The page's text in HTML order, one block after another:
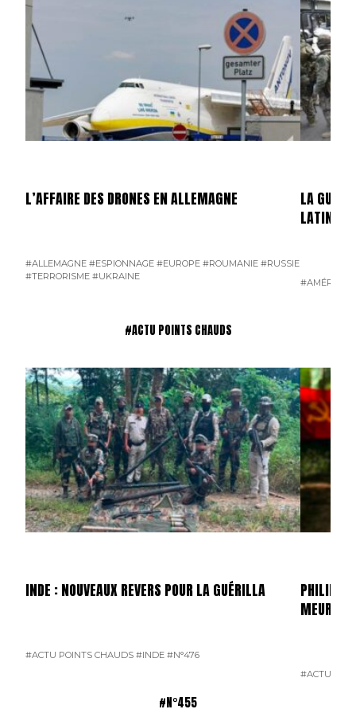
L’AFFAIRE DES DRONES EN ALLEMAGNE
#ALLEMAGNE #ESPIONNAGE #EUROPE #ROUMANIE #RUSSIE
#TERRORISME #UKRAINE
LA
LATINE
#ACTU POINTS CHAUDS
INDE : NOUVEAUX REVERS POUR LA GUÉRILLA
#ACTU POINTS CHAUDS #INDE #N°476
#ACTU
#N°455